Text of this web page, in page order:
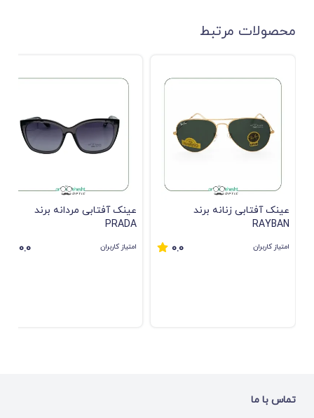
محصولات مرتبط
عینک آفتابی زنانه برند
RAYBAN
امتیاز کاربران 0.0
عینک آفتابی مردانه برند
PRADA
امتیاز کاربران 0.0
تماس با ما